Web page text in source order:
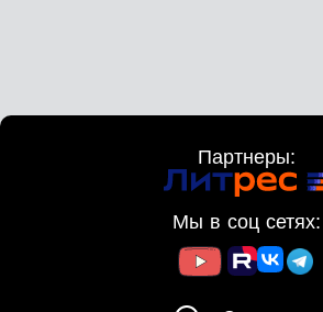
Глава 10. Разговор с принцессой
брака. Ночью она варит зелье для
снимает с неё проклятие и даёт
Принцесса прибывает в
замечает Темного принца
проходит, король и королева
Глава 12. Темный принц
Партнеры:
Мы в соц сетях: